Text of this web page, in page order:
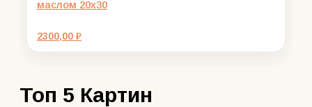
маслом 20х30
2300,00 ₽
Топ 5 Картин